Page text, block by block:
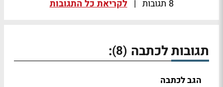
8 תגובות | לקריאת כל התגובות
תגובות לכתבה (8)
:
הגב לכתבה